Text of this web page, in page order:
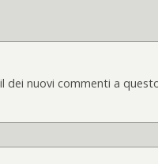
dei nuovi commenti a